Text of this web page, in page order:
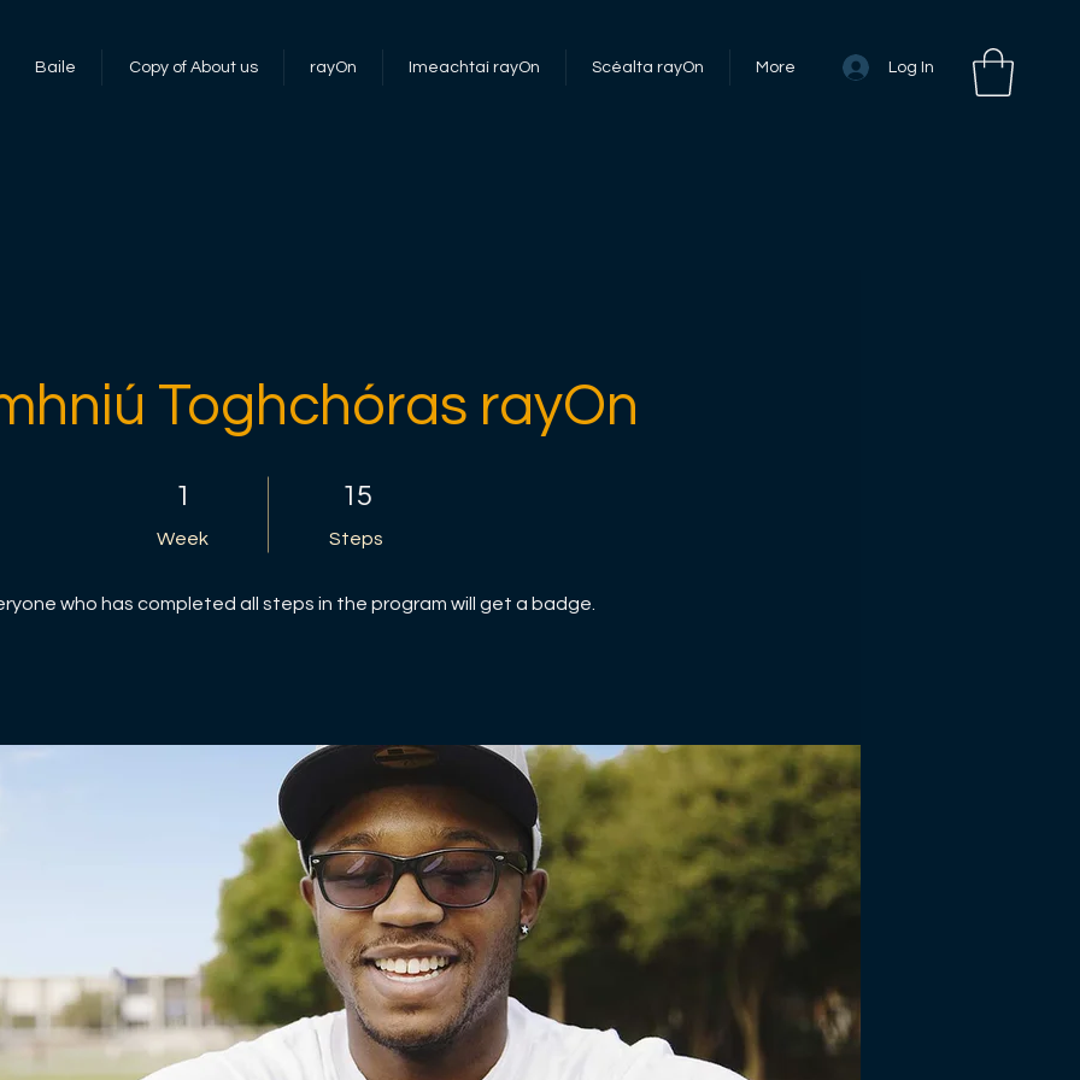
Log In
Baile Copy of About us rayOn Imeachtaí rayOn Scéalta rayOn More
Toghchóras rayOn
1
Week
1 Week 15
Steps
15 Steps
who has completed all steps in the program will get a badge.